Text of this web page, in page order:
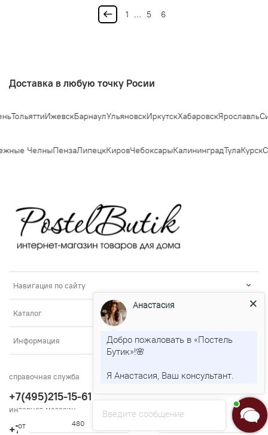
от
1 … 5 6
Доставка в любую точку Росии
ТольяттиИжевскБарнаулУльяновскИркутскХабаровскЯрославль
ЧелныПензаЛипецкКировЧебоксарыКалининградТулаКурск
Навигация по сайту
Каталог
Информация
справочная служба
+7(495)215-15-61
интернет-магазин
+7(800)555-29-51
Введите сообщение
Анастасия
Добро пожаловать в «Постель
Бутик»!🌸
Я Анастасия, Ваш консультант.